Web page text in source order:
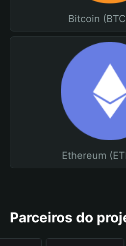
Bitcoin
Ethereum
Parceiros do